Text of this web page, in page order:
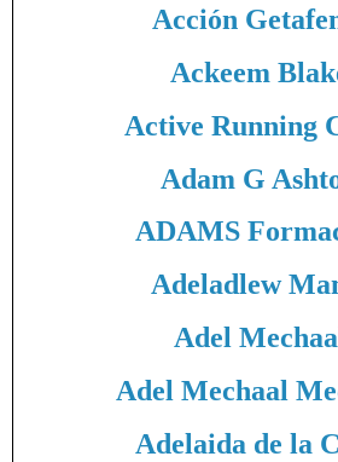
Acción
Ackeem
Active Running
Adam G
ADAMS
Adeladlew
Adel
Adel Mechaal
Adelaida de la